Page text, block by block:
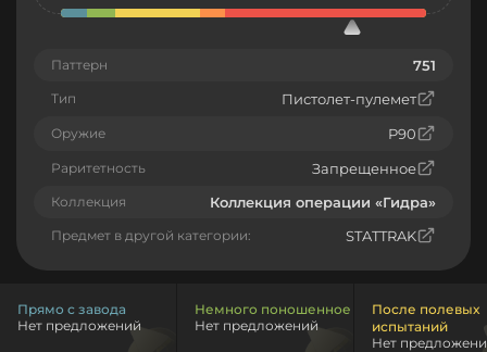
Паттерн 751
Тип Пистолет-пулемет
Оружие P90
Раритетность Запрещенное
Коллекция Коллекция операции «Гидра»
Предмет в другой категории: STATTRAK
Прямо с завода
Нет предложений
Немного поношенное
Нет предложений
После полевых
испытаний
Нет